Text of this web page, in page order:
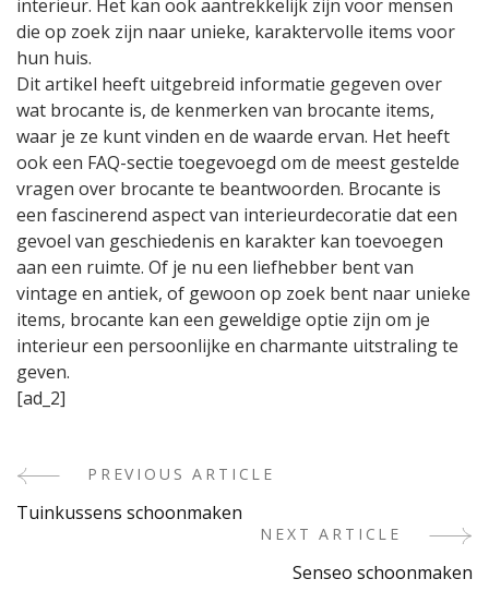
interieur. Het kan ook aantrekkelijk zijn voor mensen
die op zoek zijn naar unieke, karaktervolle items voor
hun huis.
Dit artikel heeft uitgebreid informatie gegeven over
wat brocante is, de kenmerken van brocante items,
waar je ze kunt vinden en de waarde ervan. Het heeft
ook een FAQ-sectie toegevoegd om de meest gestelde
vragen over brocante te beantwoorden. Brocante is
een fascinerend aspect van interieurdecoratie dat een
gevoel van geschiedenis en karakter kan toevoegen
aan een ruimte. Of je nu een liefhebber bent van
vintage en antiek, of gewoon op zoek bent naar unieke
items, brocante kan een geweldige optie zijn om je
interieur een persoonlijke en charmante uitstraling te
geven.
[ad_2]
PostPREVIOUS ARTICLE
Tuinkussens schoonmaken
NEXT ARTICLE
Senseo schoonmaken